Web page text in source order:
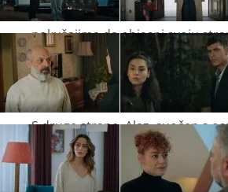
usmjerava prema Alazu. Unatoč
pokušajima da objasni svoju
nije spremna slušati. Njezina bol
razum i Alaz postaje meta
S druge strane, Alaz, suočen s
sebe, ne pokušava opravdati
Njegova jedina briga je Asi i